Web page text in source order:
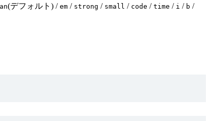
(デフォルト) / em / strong / small / code / time / i / b /